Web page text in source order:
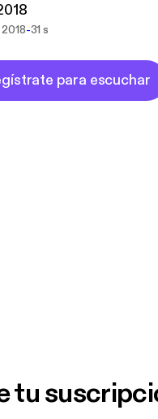
-31 s
para escuchar
tu